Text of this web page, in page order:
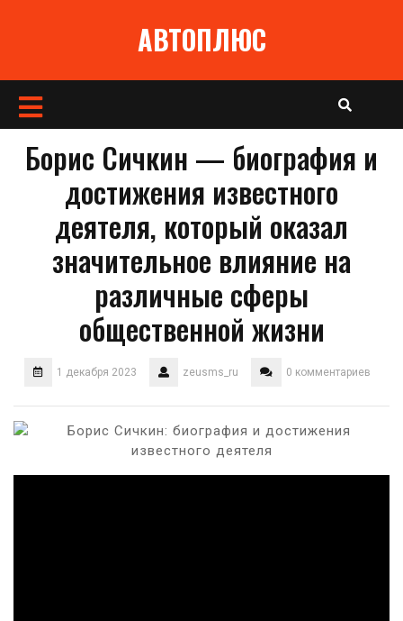
АВТОПЛЮС
Кнопка
Открыть
Борис Сичкин — биография и
достижения известного
деятеля, который оказал
значительное влияние на
различные сферы
общественной жизни
1 декабря 2023 zeusms_ru 0 комментариев